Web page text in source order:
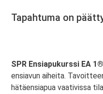
Tapahtuma on
SPR Ensiapukurssi EA 1®
ensiavun aiheita.
hätäensiapua vaativissa